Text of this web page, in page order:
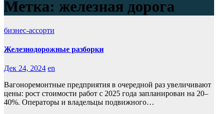
Метка: железная дорога
бизнес-ассорти
Железнодорожные разборки
Дек 24, 2024 en
Вагоноремонтные предприятия в очередной раз увеличивают
цены: рост стоимости работ с 2025 года запланирован на 20–
40%. Операторы и владельцы подвижного…